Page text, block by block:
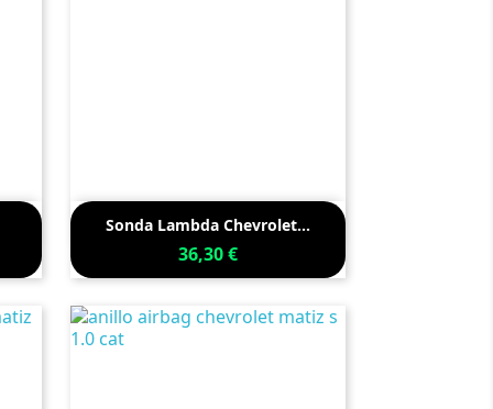
Sonda Lambda Chevrolet...
36,30 €
 Vista rápida